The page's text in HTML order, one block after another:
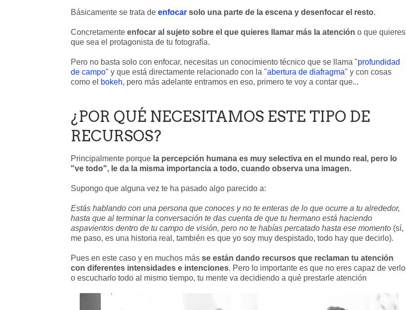
Básicamente se trata de enfocar solo una parte de la escena y desenfocar el resto.
Concretamente enfocar al sujeto sobre el que quieres llamar más la atención o que quieres
que sea el protagonista de tu fotografía.
Pero no basta solo con enfocar, necesitas un conocimiento técnico que se llama "profundidad
de campo" y que está directamente relacionado con la "abertura de diafragma" y con cosas
como el bokeh, pero más adelante entramos en eso, primero te voy a contar que...
¿POR QUÉ NECESITAMOS ESTE TIPO DE
RECURSOS?
Principalmente porque la percepción humana es muy selectiva en el mundo real, pero lo
"ve todo", le da la misma importancia a todo, cuando observa una imagen.
Supongo que alguna vez te ha pasado algo parecido a:
Estás hablando con una persona que conoces y no te enteras de lo que ocurre a tu alrededor,
hasta que al terminar la conversación te das cuenta de que tu hermano está haciendo
aspavientos dentro de tu campo de visión, pero no te habías percatado hasta ese momento (sí,
me paso, es una historia real, también es que yo soy muy despistado, todo hay que decirlo).
Pues en este caso y en muchos más se están dando recursos que reclaman tu atención
con diferentes intensidades e intenciones. Pero lo importante es que no eres capaz de verlo
o escucharlo todo al mismo tiempo, tu mente va decidiendo a qué prestarle atención